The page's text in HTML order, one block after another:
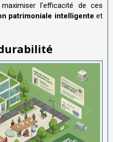
l’efficacité de ces
patrimoniale intelligente et